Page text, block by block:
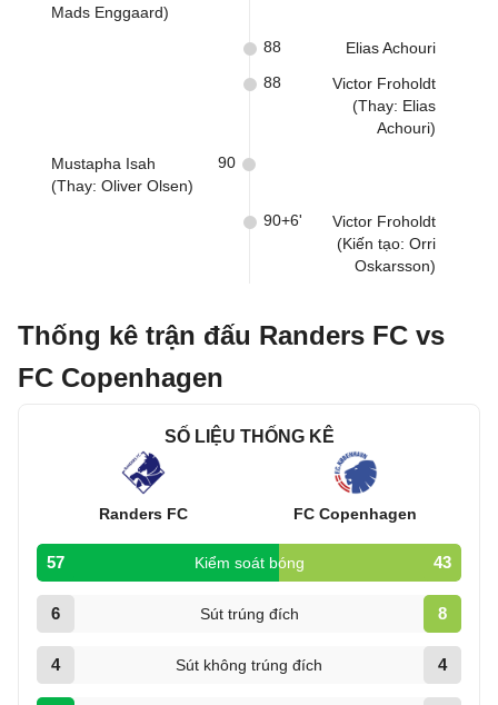
Mads Enggaard)
Elias Achouri
88
Victor Froholdt
(Thay: Elias
Achouri)
88
Mustapha Isah
(Thay: Oliver Olsen)
90
Victor Froholdt
(Kiến tạo: Orri
Oskarsson)
90+6'
Thống kê trận đấu Randers FC vs
FC Copenhagen
SỐ LIỆU THỐNG KÊ
Randers FC FC Copenhagen
57 Kiểm soát bóng 43
6 Sút trúng đích 8
4 Sút không trúng đích 4